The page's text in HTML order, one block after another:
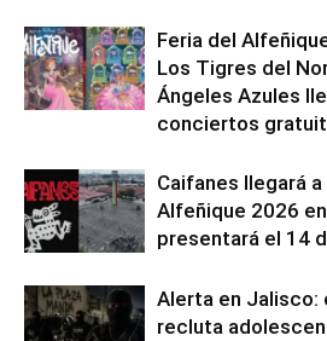
Feria del
Los Tigres del
Ángeles Azules
conciertos
Caifanes llegará a
Alfeñique 2026
presentará el 14
Alerta en Jalisco:
recluta